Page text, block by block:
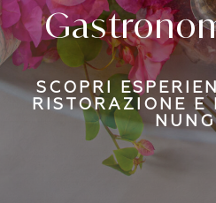
SCOPRI
RISTORAZIONE E